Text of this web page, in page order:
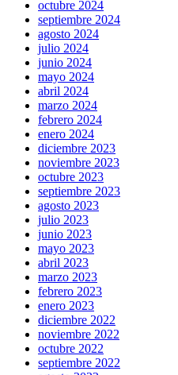
octubre 2024
septiembre 2024
agosto 2024
julio 2024
junio 2024
mayo 2024
abril 2024
marzo 2024
febrero 2024
enero 2024
diciembre 2023
noviembre 2023
octubre 2023
septiembre 2023
agosto 2023
julio 2023
junio 2023
mayo 2023
abril 2023
marzo 2023
febrero 2023
enero 2023
diciembre 2022
noviembre 2022
octubre 2022
septiembre 2022